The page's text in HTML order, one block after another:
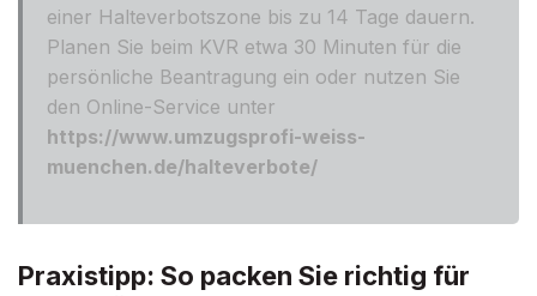
einer Halteverbotszone bis zu 14 Tage dauern.
Planen Sie beim KVR etwa 30 Minuten für die
persönliche Beantragung ein oder nutzen Sie
den Online-Service unter
https://www.umzugsprofi-weiss-
muenchen.de/halteverbote/
Praxistipp: So packen Sie richtig für